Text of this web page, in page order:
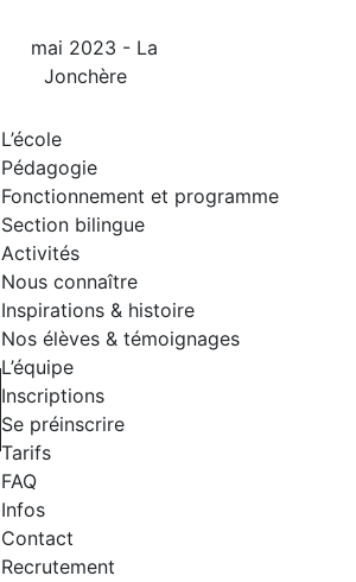
L’école
Pédagogie
Fonctionnement et programme
Section bilingue
Activités
Nous connaître
Inspirations & histoire
Nos élèves & témoignages
L’équipe
Inscriptions
Se préinscrire
Tarifs
FAQ
Infos
Contact
Recrutement